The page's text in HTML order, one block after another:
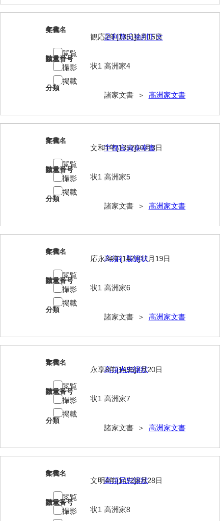
大中家文書
大野毛利家文書
大村益次郎文書
大本氏収集文書
岡家文書（福栄村）
岡家文書（周南市）
岡田家文書（萩市）
岡田学収集史料
岡藤家文書
岡本家文書（島根県）
岡本家文書（周防大島町）
小川家文書
尾崎家文書
尾崎家文書（防府市）
小沢家文書（阿東町）
小田家文書（山口市吉敷）
小田家文書（柳井市和田）
小田家文書（山口市下小鯖）
鹿島家文書
梶山家文書
鍛冶利吉文書
4
文書名
足利尊氏袖判下文
請求番号
高洲家4
分類
諸家文書 ＞ 高洲家文書
年代
観応2年[1351]2月15日
数量
状1
閲覧
撮影
掲載
5
文書名
宇都宮貞泰奉書
請求番号
高洲家5
分類
諸家文書 ＞ 高洲家文書
年代
文和1年[1352]10月3日
数量
状1
閲覧
撮影
掲載
6
文書名
高須行勝譲状
請求番号
高洲家6
分類
諸家文書 ＞ 高洲家文書
年代
応永34年[1427]11月19日
数量
状1
閲覧
撮影
掲載
7
文書名
高須光忠譲状
請求番号
高洲家7
分類
諸家文書 ＞ 高洲家文書
年代
永享8年[1436]7月20日
数量
状1
閲覧
撮影
掲載
8
文書名
高須元忠譲状
請求番号
高洲家8
年代
文明4年[1472]8月28日
数量
状1
閲覧
撮影